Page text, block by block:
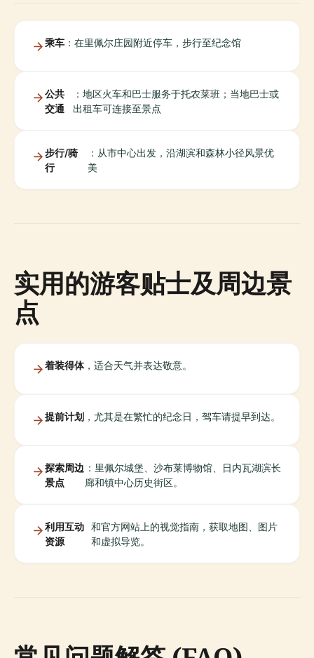
乘车 ：在里佩尔庄园附近停车，步行至纪念馆
公共
交通
：地区火车和巴士服务于托农莱班；当地巴士或
出租车可连接至景点
步行/骑
行
：从市中心出发，沿湖滨和森林小径风景优
美
实用的游客贴士及周边景
点
着装得体，适合天气并表达敬意。
提前计划 ，尤其是在繁忙的纪念日，驾车请提早到达。
探索周边
景点
：里佩尔城堡、沙布莱博物馆、日内瓦湖滨长
廊和镇中心历史街区。
利用互动
资源
和官方网站上的视觉指南，获取地图、图片
和虚拟导览。